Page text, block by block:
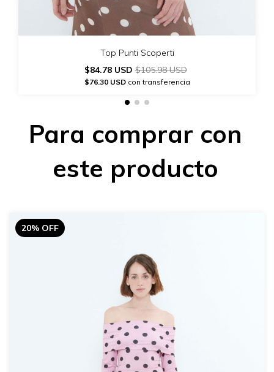
Top Punti Scoperti
$84.78 USD$105.98 USD
$76.30 USDcon transferencia
Para comprar con
este producto
20% OFF